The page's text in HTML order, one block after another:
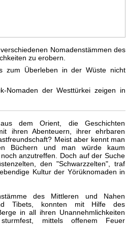
Nomadenstämmen des
zu erobern.
zum Überleben in der Wüste nicht
Nomaden der Westtürkei zeigen in
dem Orient, die Geschichten
ihren Abenteuern, ihrer ehrbaren
Meist aber kennt man
Büchern und man würde kaum
anzutreffen. Doch auf der Suche
den "Schwarzzelten", traf
Kultur der Yörüknomaden in
des Mittleren und Nahen
Tibets, konnten mit Hilfe des
in all ihren Unannehmlichkeiten
sturmfest, mittels offenem Feuer